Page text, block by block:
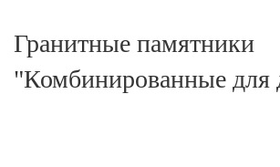
Гранитные памятники
"Комбинированные для